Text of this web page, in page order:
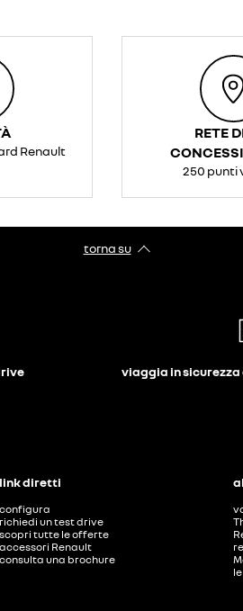
Renault
RETE
250 punti
torna su
viaggia in sicurezza
link diretti
configura
richiedi un test drive
scopri tutte le offerte
accessori Renault
consulta una brochure